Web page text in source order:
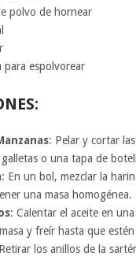
polvo de hornear
para espolvorear
: Pelar y cortar
o una tapa de
: En un bol, mezclar la
una masa homogénea.
: Calentar el aceite en
y freír hasta que
los anillos de la